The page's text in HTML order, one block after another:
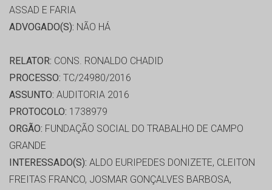
ASSAD E FARIA
ADVOGADO(S): NÃO HÁ
RELATOR: CONS. RONALDO CHADID
PROCESSO: TC/24980/2016
ASSUNTO: AUDITORIA 2016
PROTOCOLO: 1738979
ORGÃO: FUNDAÇÃO SOCIAL DO TRABALHO DE CAMPO
GRANDE
INTERESSADO(S): ALDO EURIPEDES DONIZETE, CLEITON
FREITAS FRANCO, JOSMAR GONÇALVES BARBOSA,